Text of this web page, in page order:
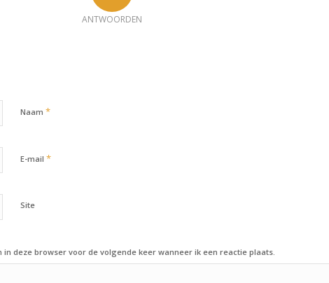
ANTWOORDEN
Naam *
E-mail *
Site
deze browser voor de volgende keer wanneer ik een reactie plaats.